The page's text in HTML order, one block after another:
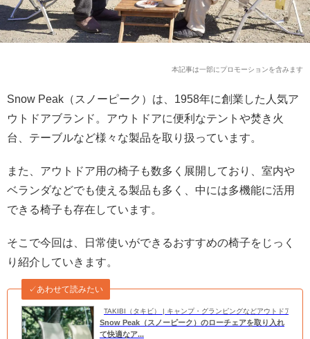
本記事は一部にプロモーションを含みます
Snow Peak（スノーピーク）は、1958年に創業した人気ア
ウトドアブランド。アウトドアに便利なテントや焚き火
台、テーブルなど様々な製品を取り扱っています。
また、アウトドア用の椅子も数多く展開しており、室内や
ベランダなどでも使える製品も多く、中には多機能に活用
できる椅子も存在しています。
そこで今回は、日常使いができるおすすめの椅子をじっく
り紹介していきます。
TAKIBI（タキビ） | キャンプ・グランピングなどアウトドアの総
✓あわせて読みたい
Snow Peak（スノーピーク）のローチェアを取り入れ
て快適なア...